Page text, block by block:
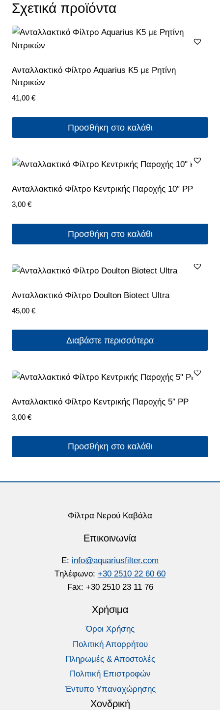
Σχετικά προϊόντα
Ανταλλακτικό Φίλτρο Aquarius K5 με Ρητίνη
Νιτρικών
41,00 €
Προσθήκη στο καλάθι
Aνταλλακτικό Φίλτρο Κεντρικής Παροχής 10″ PP
3,00 €
Προσθήκη στο καλάθι
Ανταλλακτικό Φίλτρο Doulton Biotect Ultra
45,00 €
Διαβάστε περισσότερα
Ανταλλακτικό Φίλτρο Κεντρικής Παροχής 5″ PP
3,00 €
Προσθήκη στο καλάθι
Φίλτρα Νερού Καβάλα
Επικοινωνία
E: info@aquariusfilter.com
Tηλέφωνο: +30 2510 22 60 60
Fax: +30 2510 23 11 76
Χρήσιμα
Όροι Χρήσης
Πολιτική Απορρήτου
Πληρωμές & Αποστολές
Πολιτική Επιστροφών
Έντυπο Υπαναχώρησης
Χονδρική